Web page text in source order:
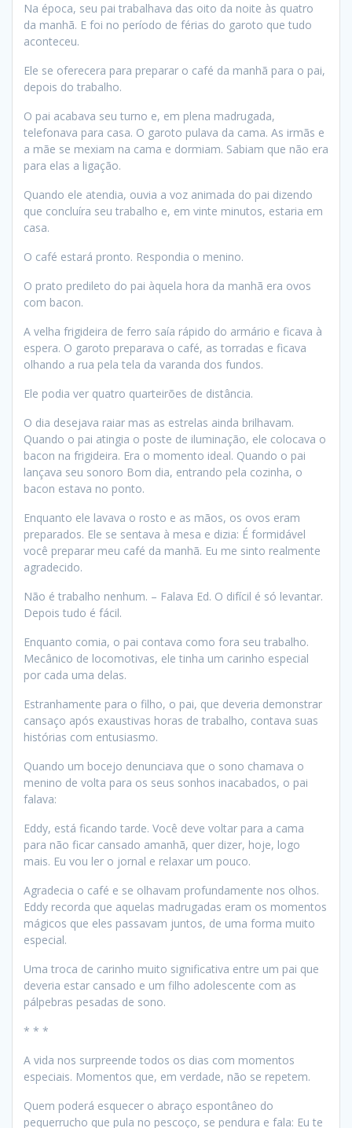
Na época, seu pai trabalhava das oito da noite às quatro
da manhã. E foi no período de férias do garoto que tudo
aconteceu.
Ele se oferecera para preparar o café da manhã para o pai,
depois do trabalho.
O pai acabava seu turno e, em plena madrugada,
telefonava para casa. O garoto pulava da cama. As irmãs e
a mãe se mexiam na cama e dormiam. Sabiam que não era
para elas a ligação.
Quando ele atendia, ouvia a voz animada do pai dizendo
que concluíra seu trabalho e, em vinte minutos, estaria em
casa.
O café estará pronto. Respondia o menino.
O prato predileto do pai àquela hora da manhã era ovos
com bacon.
A velha frigideira de ferro saía rápido do armário e ficava à
espera. O garoto preparava o café, as torradas e ficava
olhando a rua pela tela da varanda dos fundos.
Ele podia ver quatro quarteirões de distância.
O dia desejava raiar mas as estrelas ainda brilhavam.
Quando o pai atingia o poste de iluminação, ele colocava o
bacon na frigideira. Era o momento ideal. Quando o pai
lançava seu sonoro Bom dia, entrando pela cozinha, o
bacon estava no ponto.
Enquanto ele lavava o rosto e as mãos, os ovos eram
preparados. Ele se sentava à mesa e dizia: É formidável
você preparar meu café da manhã. Eu me sinto realmente
agradecido.
Não é trabalho nenhum. – Falava Ed. O difícil é só levantar.
Depois tudo é fácil.
Enquanto comia, o pai contava como fora seu trabalho.
Mecânico de locomotivas, ele tinha um carinho especial
por cada uma delas.
Estranhamente para o filho, o pai, que deveria demonstrar
cansaço após exaustivas horas de trabalho, contava suas
histórias com entusiasmo.
Quando um bocejo denunciava que o sono chamava o
menino de volta para os seus sonhos inacabados, o pai
falava:
Eddy, está ficando tarde. Você deve voltar para a cama
para não ficar cansado amanhã, quer dizer, hoje, logo
mais. Eu vou ler o jornal e relaxar um pouco.
Agradecia o café e se olhavam profundamente nos olhos.
Eddy recorda que aquelas madrugadas eram os momentos
mágicos que eles passavam juntos, de uma forma muito
especial.
Uma troca de carinho muito significativa entre um pai que
deveria estar cansado e um filho adolescente com as
pálpebras pesadas de sono.
* * *
A vida nos surpreende todos os dias com momentos
especiais. Momentos que, em verdade, não se repetem.
Quem poderá esquecer o abraço espontâneo do
pequerrucho que pula no pescoço, se pendura e fala: Eu te